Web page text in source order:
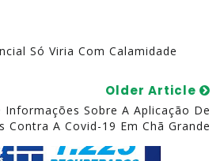
Só Viria Com Calamidade
Older Article
Informações Sobre A Aplicação De
Contra A Covid-19 Em Chã Grande